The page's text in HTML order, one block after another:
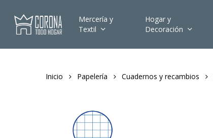
Mercería y
Textil
Hogar y
Decoración
Inicio Papelería Cuadernos y recambios